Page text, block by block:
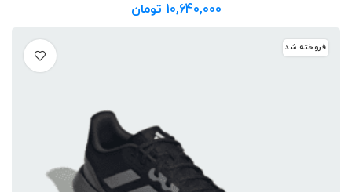
10,640,000 تومان
فروخته شد